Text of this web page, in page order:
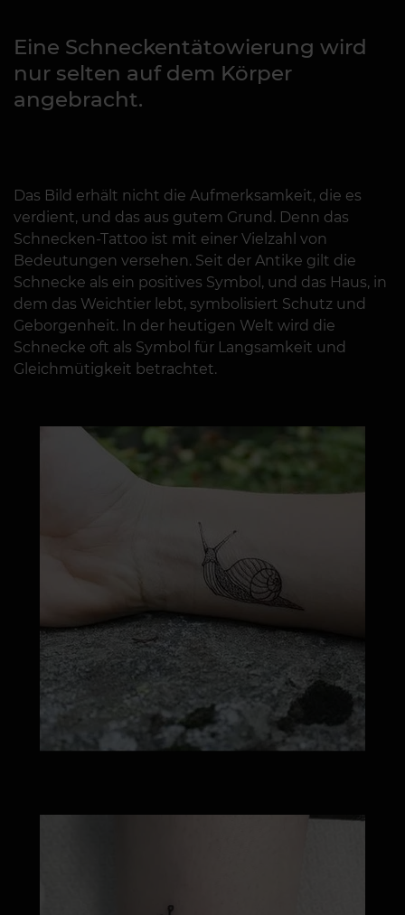
Eine Schneckentätowierung wird
nur selten auf dem Körper
angebracht.
Das Bild erhält nicht die Aufmerksamkeit, die es
verdient, und das aus gutem Grund. Denn das
Schnecken-Tattoo ist mit einer Vielzahl von
Bedeutungen versehen. Seit der Antike gilt die
Schnecke als ein positives Symbol, und das Haus, in
dem das Weichtier lebt, symbolisiert Schutz und
Geborgenheit. In der heutigen Welt wird die
Schnecke oft als Symbol für Langsamkeit und
Gleichmütigkeit betrachtet.